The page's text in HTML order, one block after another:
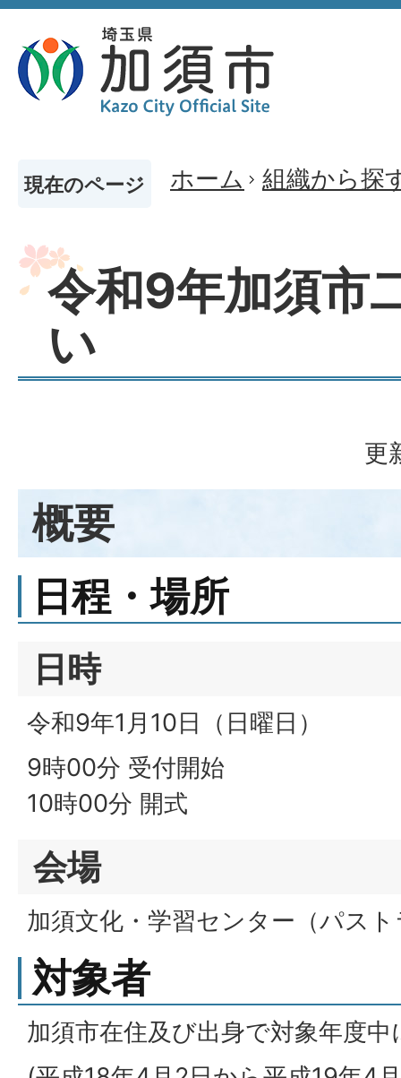
現在のページ ホーム 組織から探
令和9年加須市
い
更
概要
日程・場所
日時
令和9年1月10日（日曜日）
9時00分 受付開始
10時00分 開式
会場
加須文化・学習センター（パス
対象者
加須市在住及び出身で対象年度